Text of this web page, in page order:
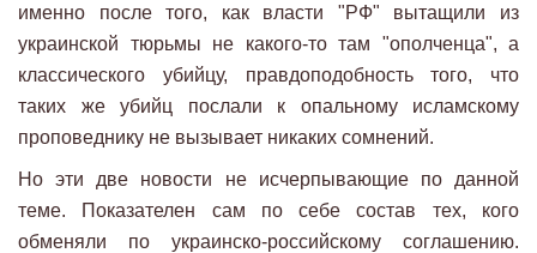
именно после того, как власти "РФ" вытащили из
украинской тюрьмы не какого-то там "ополченца", а
классического убийцу, правдоподобность того, что
таких же убийц послали к опальному исламскому
проповеднику не вызывает никаких сомнений.
Но эти две новости не исчерпывающие по данной
теме. Показателен сам по себе состав тех, кого
обменяли по украинско-российскому соглашению.